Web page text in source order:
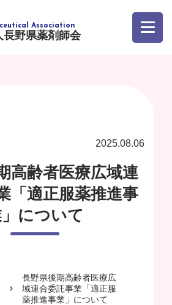
長野県薬剤師会
2025.08.06
高齢者医療広域連
「適正服薬推進事
について
長野県後期高齢者医療広
域連合委託事業「適正服
薬推進事業」について